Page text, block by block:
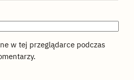
w tej przeglądarce podczas